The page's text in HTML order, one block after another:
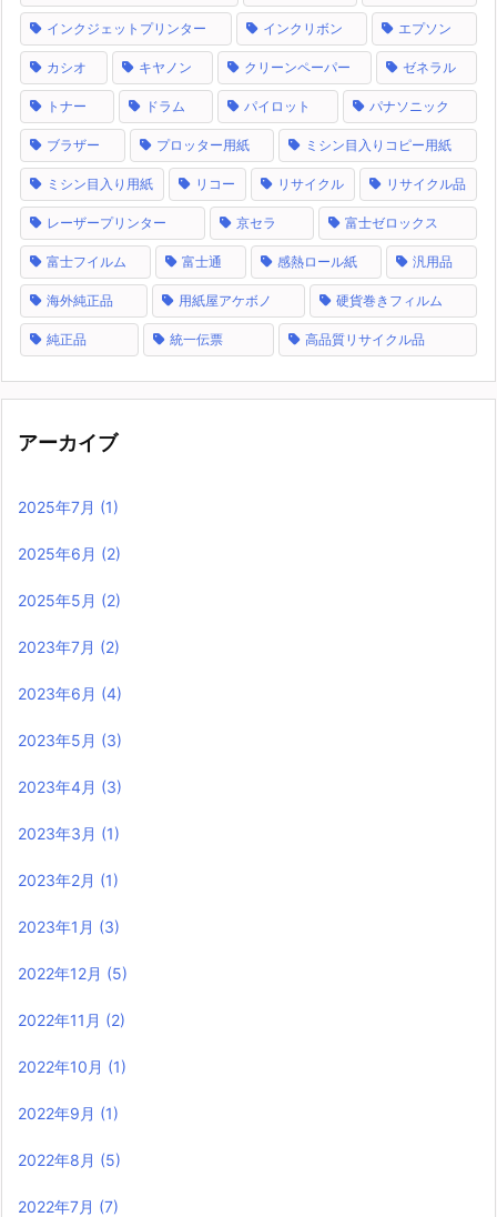
インクジェットプリンター インクリボン エプソン
カシオ キヤノン クリーンペーパー ゼネラル
トナー ドラム パイロット パナソニック
ブラザー プロッター用紙 ミシン目入りコピー用紙
ミシン目入り用紙 リコー リサイクル リサイクル品
レーザープリンター 京セラ 富士ゼロックス
富士フイルム 富士通 感熱ロール紙 汎用品
海外純正品 用紙屋アケボノ 硬貨巻きフィルム
純正品 統一伝票 高品質リサイクル品
アーカイブ
2025年7月 (1)
2025年6月 (2)
2025年5月 (2)
2023年7月 (2)
2023年6月 (4)
2023年5月 (3)
2023年4月 (3)
2023年3月 (1)
2023年2月 (1)
2023年1月 (3)
2022年12月 (5)
2022年11月 (2)
2022年10月 (1)
2022年9月 (1)
2022年8月 (5)
2022年7月 (7)